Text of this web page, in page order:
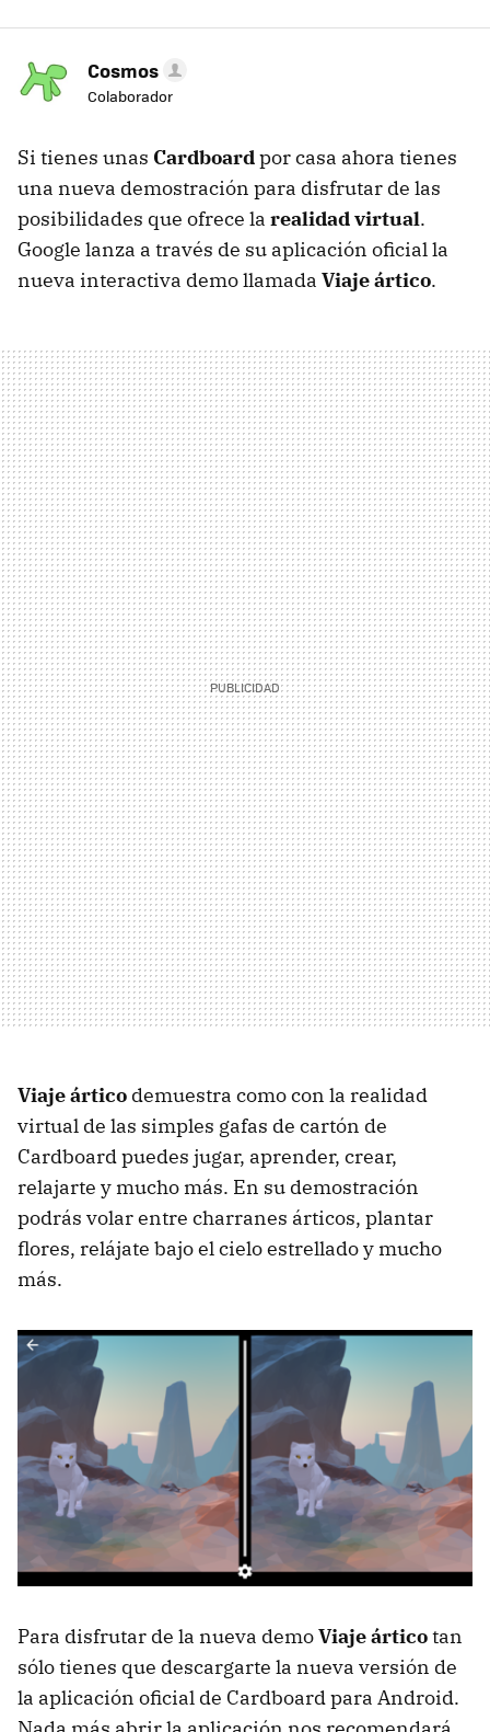
Cosmos
Colaborador
Si tienes unas Cardboardpor casa ahora tienes
una nueva demostración para disfrutar de las
posibilidades que ofrece la realidad virtual.
Google lanza a través de su aplicación oficial la
nueva interactiva demo llamada Viaje ártico.
Viaje ártico demuestra como con la realidad
virtual de las simples gafas de cartón de
Cardboard puedes jugar, aprender, crear,
relajarte y mucho más. En su demostración
podrás volar entre charranes árticos, plantar
flores, relájate bajo el cielo estrellado y mucho
más.
Para disfrutar de la nueva demoViaje árticotan
sólo tienes que descargarte la nueva versión de
la aplicación oficial de Cardboard para Android.